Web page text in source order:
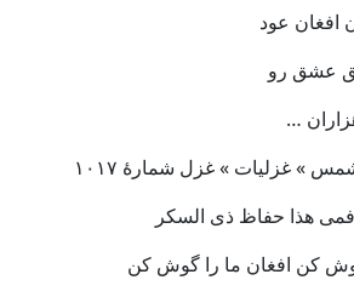
افغان عود
عشق رو
…
» غزلیات » غزل شمارهٔ ۱۰۱۷
هذا حفاظ ذی السکر
کن افغان ما را گوش کن